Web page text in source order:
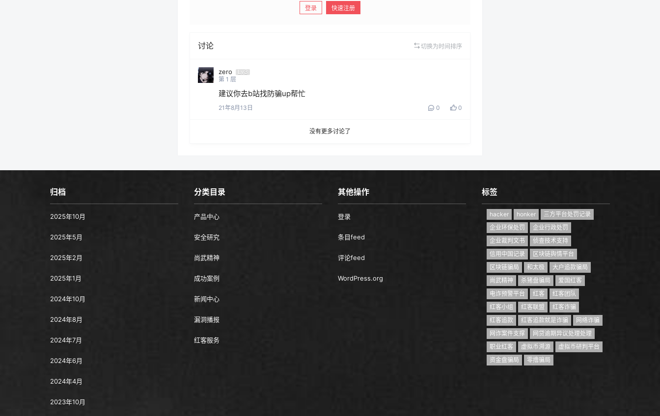
登录 快速注册
讨论 切换为时间排序
zero
Lv3
第 1 层
建议你去b站找防骗up帮忙
21年8月13日 0 0
没有更多讨论了
归档
2025年10月
2025年5月
2025年2月
2025年1月
2024年10月
2024年8月
2024年7月
2024年6月
2024年4月
2023年10月
分类目录
产品中心
安全研究
尚武精神
成功案例
新闻中心
漏洞播报
红客服务
其他操作
登录
条目feed
评论feed
WordPress.org
标签
hacker honker
三方平台处罚记录
企业环保处罚
企业行政处罚
企业裁判文书
侦查技术支持
信用中国记录
区块链舆情平台
区块链骗局
和太极
大户追款骗局
尚武精神
杀猪盘骗局
爱国红客
电诈预警平台
红客
红客团队
红客小组
红客联盟
红客诈骗
红客追款
红客追款就是诈骗
网络诈骗
网诈案件支撑
网贷逾期异议处理处理
职业红客
虚拟币溯源
虚拟币研判平台
资金盘骗局
零撸骗局